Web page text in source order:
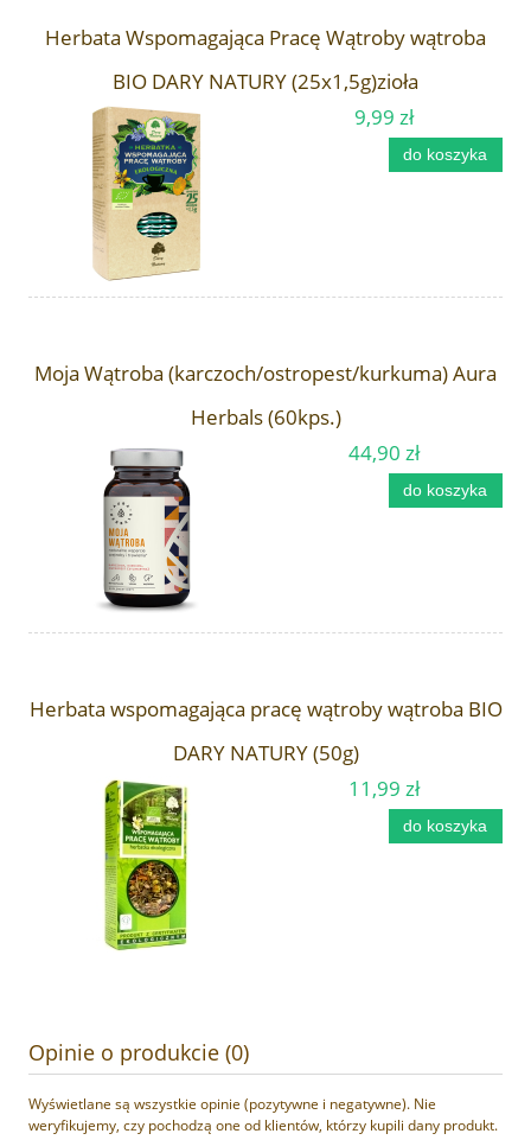
Herbata Wspomagająca Pracę Wątroby wątroba
BIO DARY NATURY (25x1,5g)zioła
9,99 zł
do koszyka
Moja Wątroba (karczoch/ostropest/kurkuma) Aura
Herbals (60kps.)
44,90 zł
do koszyka
Herbata wspomagająca pracę wątroby wątroba BIO
DARY NATURY (50g)
11,99 zł
do koszyka
Opinie o produkcie (0)
Wyświetlane są wszystkie opinie (pozytywne i negatywne). Nie
weryfikujemy, czy pochodzą one od klientów, którzy kupili dany produkt.